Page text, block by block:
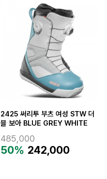
2425 써리투 부츠 여성 STW 더
블 보아 BLUE GREY WHITE
485,000
50% 242,000